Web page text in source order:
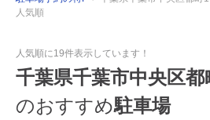
人気順
人気順に19件表示しています！
千葉県千葉市中央区都
のおすすめ駐車場